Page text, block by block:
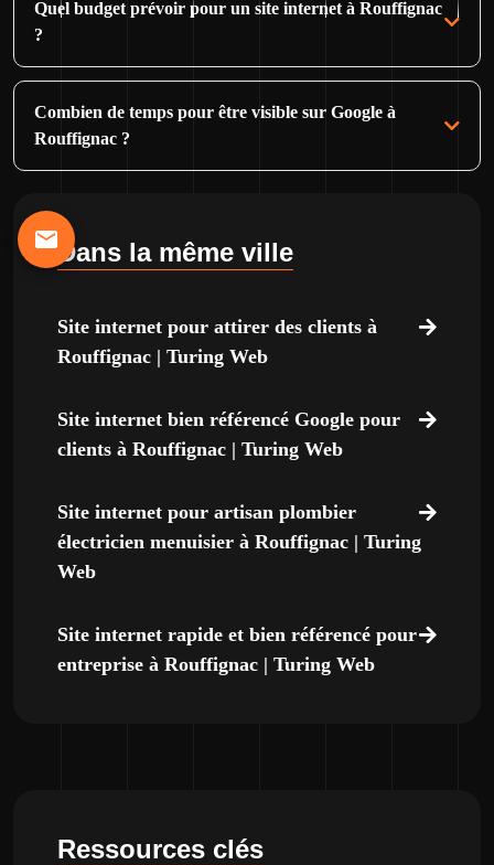
Quel budget prévoir pour un site internet à Rouffignac
?
Combien de temps pour être visible sur Google à
Rouffignac ?
Dans la même ville
Site internet pour attirer des clients à
Rouffignac | Turing Web
Site internet bien référencé Google pour
clients à Rouffignac | Turing Web
Site internet pour artisan plombier
électricien menuisier à Rouffignac | Turing
Web
Site internet rapide et bien référencé pour
entreprise à Rouffignac | Turing Web
Ressources clés